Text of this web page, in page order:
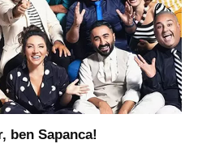
ben Sapanca!